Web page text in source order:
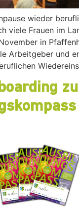
wieder
viele Frauen im
in
Arbeitgeber und